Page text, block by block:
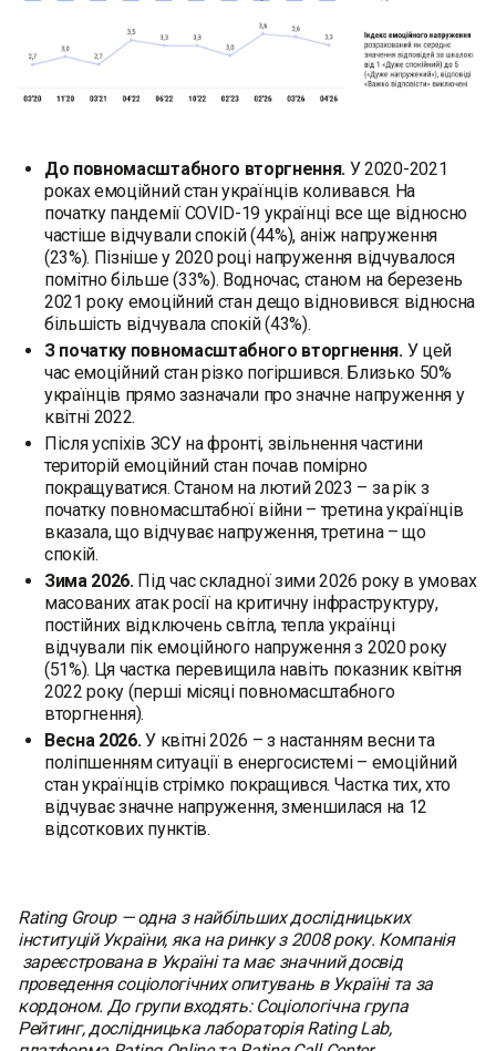
До повномасштабного вторгнення. У 2020-2021
роках емоційний стан українців коливався. На
початку пандемії COVID-19 українці все ще відносно
частіше відчували спокій (44%), аніж напруження
(23%). Пізніше у 2020 році напруження відчувалося
помітно більше (33%). Водночас, станом на березень
2021 року емоційний стан дещо відновився: відносна
більшість відчувала спокій (43%).
З початку повномасштабного вторгнення. У цей
час емоційний стан різко погіршився. Близько 50%
українців прямо зазначали про значне напруження у
квітні 2022.
Після успіхів ЗСУ на фронті, звільнення частини
територій емоційний стан почав помірно
покращуватися. Станом на лютий 2023 – за рік з
початку повномасштабної війни – третина українців
вказала, що відчуває напруження, третина – що
спокій.
Зима 2026.Під час складної зими 2026 року в умовах
масованих атак росії на критичну інфраструктуру,
постійних відключень світла, тепла українці
відчували пік емоційного напруження з 2020 року
(51%). Ця частка перевищила навіть показник квітня
2022 року (перші місяці повномасштабного
вторгнення).
Весна 2026.У квітні 2026 – з настанням весни та
поліпшенням ситуації в енергосистемі – емоційний
стан українців стрімко покращився. Частка тих, хто
відчуває значне напруження, зменшилася на 12
відсоткових пунктів.
Rating Group — одна з найбільших дослідницьких
інституцій України, яка на ринку з 2008 року. Компанія
зареєстрована в Україні та має значний досвід
проведення соціологічних опитувань в Україні та за
кордоном. До групи входять: Соціологічна група
Рейтинг, дослідницька лабораторія Rating Lab,